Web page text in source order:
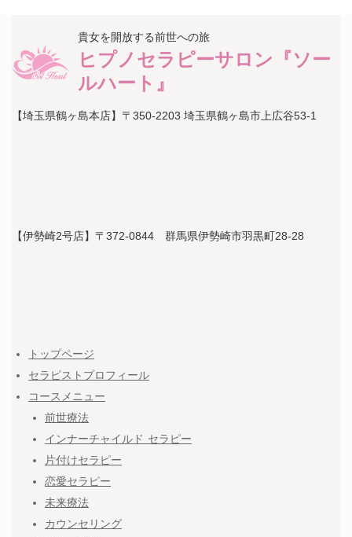
貴女を開放する前世への旅
ヒプノセラピーサロン『ソー
ルハート』
【埼玉県鶴ヶ島本店】〒350-2203 埼玉県鶴ヶ島市上広谷53-1
【伊勢崎2号店】〒372-0844 群馬県伊勢崎市羽黒町28-28
トップページ
セラピストプロフィール
コースメニュー
前世療法
インナーチャイルド セラピー
片付けセラピー
恋愛セラピー
未来療法
カウンセリング